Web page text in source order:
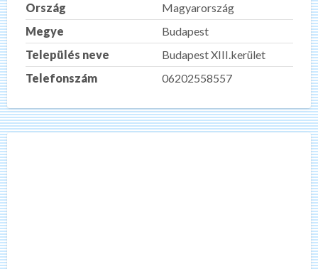
Ország
Magyarország
Megye
Budapest
Település neve
Budapest XIII.kerület
Telefonszám
06202558557